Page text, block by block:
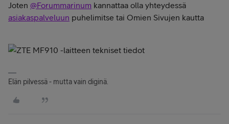
Joten @Forummarinum kannattaa olla yhteydessä
asiakaspalveluun puhelimitse tai Omien Sivujen kautta
Elän pilvessä - mutta vain diginä.